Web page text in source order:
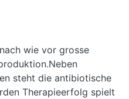
wie vor grosse
steht die antibiotische
Therapieerfolg spielt